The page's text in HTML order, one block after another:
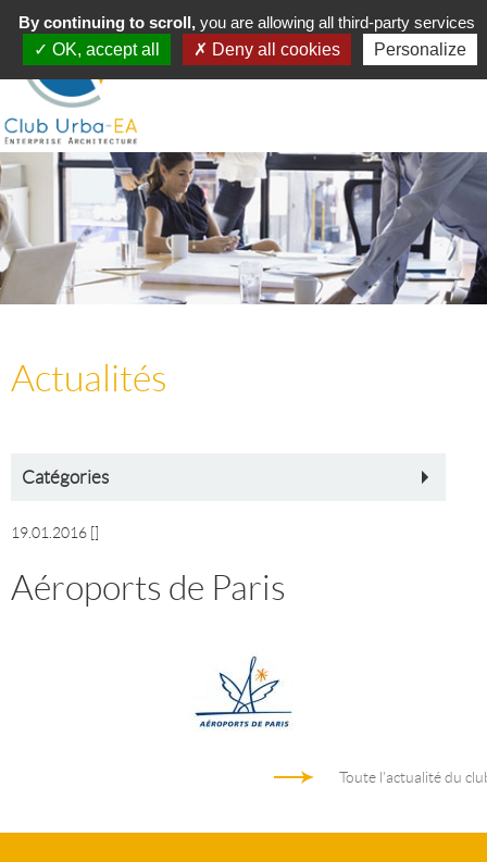
Toggle
navigation
MENU
Actualités
Catégories
19.01.2016
Aéroports de Paris
Toute l'actualité du
By continuing to scroll,you are allowing all third-party services
OK, accept all
Deny all cookies Personalize